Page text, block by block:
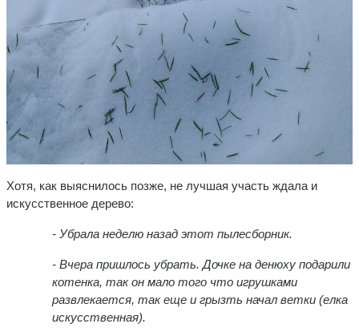
Хотя, как выяснилось позже, не лучшая участь ждала и
искусственное дерево:
- Убрала неделю назад этот пылесборник.
- Вчера пришлось убрать. Дочке на денюху подарили
котенка, так он мало того что игрушками
развлекается, так еще и грызть начал ветки (елка
искусственная).